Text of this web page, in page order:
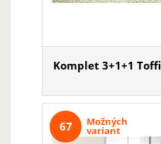
Komplet 3+1+1 Toffi
Možných
variant
67